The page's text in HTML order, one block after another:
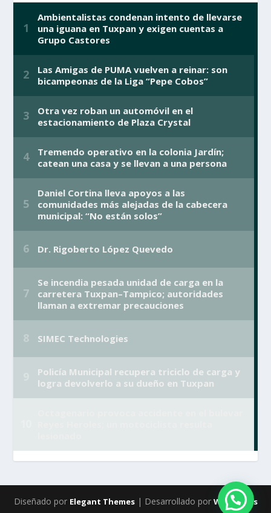
Diseñado por Elegant Themes| Desarrollado por WordPress